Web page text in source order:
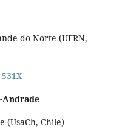
do Norte (UFRN,
Andrade
(UsaCh, Chile)